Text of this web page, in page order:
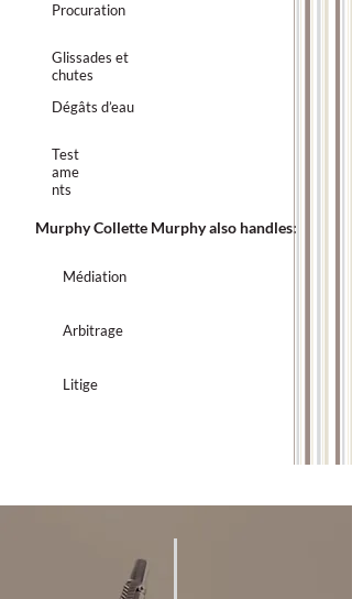
Procuration
Glissades et
chutes
Dégâts d’eau
Test
ame
nts
Murphy Collette Murphy also handles:
Médiation
Arbitrage
Litige